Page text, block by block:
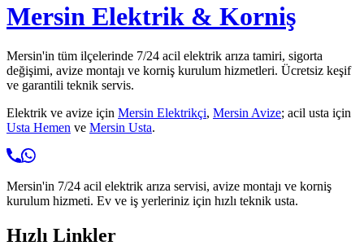
Mersin Elektrik & Korniş
Mersin'in tüm ilçelerinde 7/24 acil elektrik arıza tamiri, sigorta
değişimi, avize montajı ve korniş kurulum hizmetleri. Ücretsiz keşif
ve garantili teknik servis.
Elektrik ve avize için Mersin Elektrikçi, Mersin Avize; acil usta için
Usta Hemen ve Mersin Usta.
Mersin'in 7/24 acil elektrik arıza servisi, avize montajı ve korniş
kurulum hizmeti. Ev ve iş yerleriniz için hızlı teknik usta.
Hızlı Linkler